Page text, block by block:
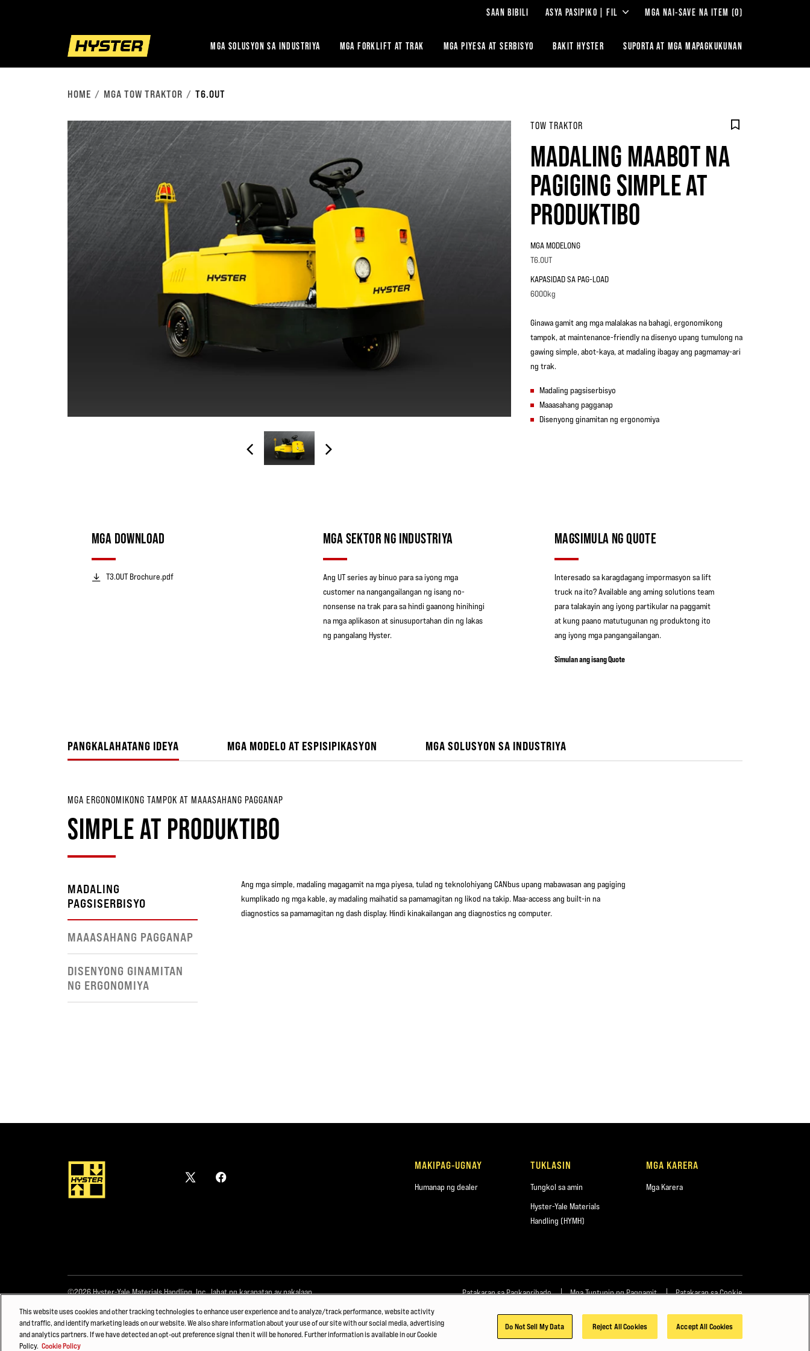
SAAN BIBILI ASYA PASIPIKO | FIL MGA NAI-SAVE NA ITEM (0)
MGA SOLUSYON SA INDUSTRIYA MGA FORKLIFT AT TRAK MGA PIYESA AT SERBISYO BAKIT HYSTER ‎SUPORTA AT MGA MAPAGKUKUNAN
HOME MGA TOW TRAKTOR T6.0UT
TOW TRAKTOR
MADALING MAABOT NA
PAGIGING SIMPLE AT
PRODUKTIBO
MGA MODELONG
T6.0UT
KAPASIDAD SA PAG-LOAD
6000kg
Ginawa gamit ang mga malalakas na bahagi, ergonomikong
tampok, at maintenance-friendly na disenyo upang tumulong na
gawing simple, abot-kaya, at madaling ibagay ang pagmamay-ari
ng trak.
Madaling pagsiserbisyo
Maaasahang pagganap
Disenyong ginamitan ng ergonomiya
MGA DOWNLOAD
T3.0UT Brochure.pdf
MGA SEKTOR NG INDUSTRIYA
Ang UT series ay binuo para sa iyong mga
customer na nangangailangan ng isang no-
nonsense na trak para sa hindi gaanong hinihingi
na mga aplikason at sinusuportahan din ng lakas
ng pangalang Hyster.
MAGSIMULA NG QUOTE
Interesado sa karagdagang impormasyon sa lift
truck na ito? Available ang aming solutions team
para talakayin ang iyong partikular na paggamit
at kung paano matutugunan ng produktong ito
ang iyong mga pangangailangan.
Simulan ang isang Quote
PANGKALAHATANG IDEYA MGA MODELO AT ESPISIPIKASYON MGA SOLUSYON SA INDUSTRIYA
MGA ERGONOMIKONG TAMPOK AT MAAASAHANG PAGGANAP
SIMPLE AT PRODUKTIBO
MADALING
PAGSISERBISYO
MAAASAHANG PAGGANAP
DISENYONG GINAMITAN
NG ERGONOMIYA
Ang mga simple, madaling magagamit na mga piyesa, tulad ng teknolohiyang CANbus upang mabawasan ang pagiging
kumplikado ng mga kable, ay madaling maihatid sa pamamagitan ng likod na takip. Maa-access ang built-in na
diagnostics sa pamamagitan ng dash display. Hindi kinakailangan ang diagnostics ng computer.
MAKIPAG-UGNAY
Humanap ng dealer
TUKLASIN
Tungkol sa amin
Hyster-Yale Materials
Handling (HYMH)
MGA KARERA
Mga Karera
©2026 Hyster-Yale Materials Handling, Inc., lahat ng karapatan ay nakalaan. Patakaran sa Pagkapribado Mga Tuntunin ng Paggamit
Patakaran sa Cookie
This website uses cookies and other tracking technologies to enhance user experience and to analyze/track performance, website activity
and traffic, and identify marketing leads on our website. We also share information about your use of our site with our social media, advertising
and analytics partners. If we have detected an opt-out preference signal then it will be honored. Further information is available in our Cookie
Policy. Cookie Policy
Do Not Sell My Data Reject All Cookies Accept All Cookies